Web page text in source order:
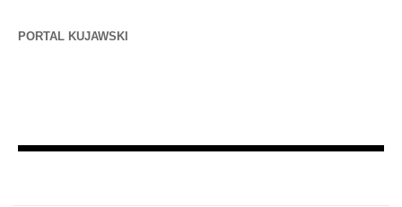
PORTAL KUJAWSKI